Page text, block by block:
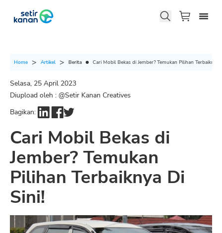
Home Artikel Berita Cari Mobil Bekas di Jember? Temukan Pilihan Terbaiknya
Selasa, 25 April 2023
Diupload oleh : @Setir Kanan Creatives
Bagikan:
Cari Mobil Bekas di
Jember? Temukan
Pilihan Terbaiknya Di
Sini!